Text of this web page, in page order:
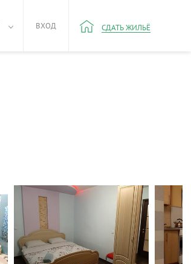
ВХОД СДАТЬ ЖИЛЬЁ